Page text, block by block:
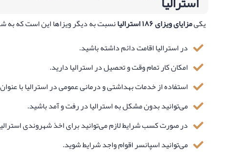
یکیمزایای ویزای ۱۸۶ استرالیا
نسبت به دیگر ویزاها این است که به
در استرالیا اقامت دائم داشته باشید.
امکان کار تمام وقت و تحصیل در استرالیا دارید.
استفاده از خدمات بهداشتی و درمانی عمومی در استرالیا با
می‌توانید بدون مشکل به استرالیا در رفت و آمد باشید.
در صورت کسب شرایط لازم می‌توانید برای اخذ شهروندی
می‌توانید اسپانسر اقوام واجد شرایط شوید.